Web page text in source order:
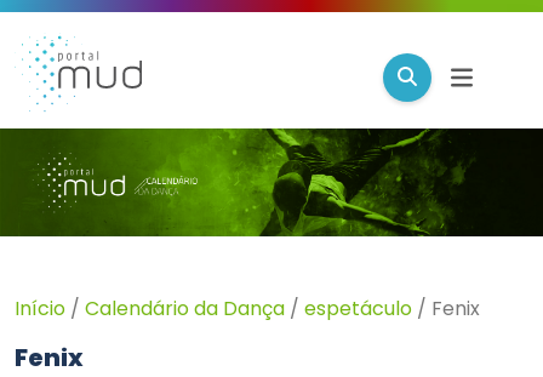
Início / Calendário da Dança / espetáculo / Fenix
Fenix